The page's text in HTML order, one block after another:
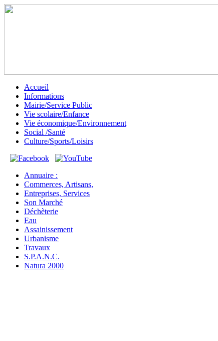
Accueil
Informations
Mairie/Service Public
Vie scolaire/Enfance
Vie économique/Environnement
Social /Santé
Culture/Sports/Loisirs
Annuaire :
Commerces, Artisans,
Entreprises, Services
Son Marché
Déchèterie
Eau
Assainissement
Urbanisme
Travaux
S.P.A.N.C.
Natura 2000